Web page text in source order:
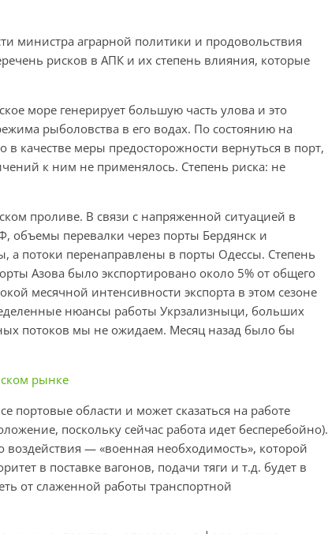
аграрной политики и продовольствия
рисков в АПК и их степень влияния, которые
море генерирует большую часть улова и это
рыболовства в его водах. По состоянию на
качестве меры предосторожности вернуться в порт,
к ним не применялось. Степень риска: не
проливе. В связи с напряженной ситуацией в
объемы перевалки через порты Бердянск и
потоки перенаправлены в порты Одессы. Степень
Азова было экспортировано около 5% от общего
месячной интенсивности экспорта в этом сезоне
нюансы работы Укрзализныци, больших
потоков мы не ожидаем. Месяц назад было бы
рынке
области и может сказаться на работе
поскольку сейчас работа идет бесперебойно).
воздействия — «военная необходимость», которой
в поставке вагонов, подачи тяги и т.д. будет в
от слаженной работы транспортной